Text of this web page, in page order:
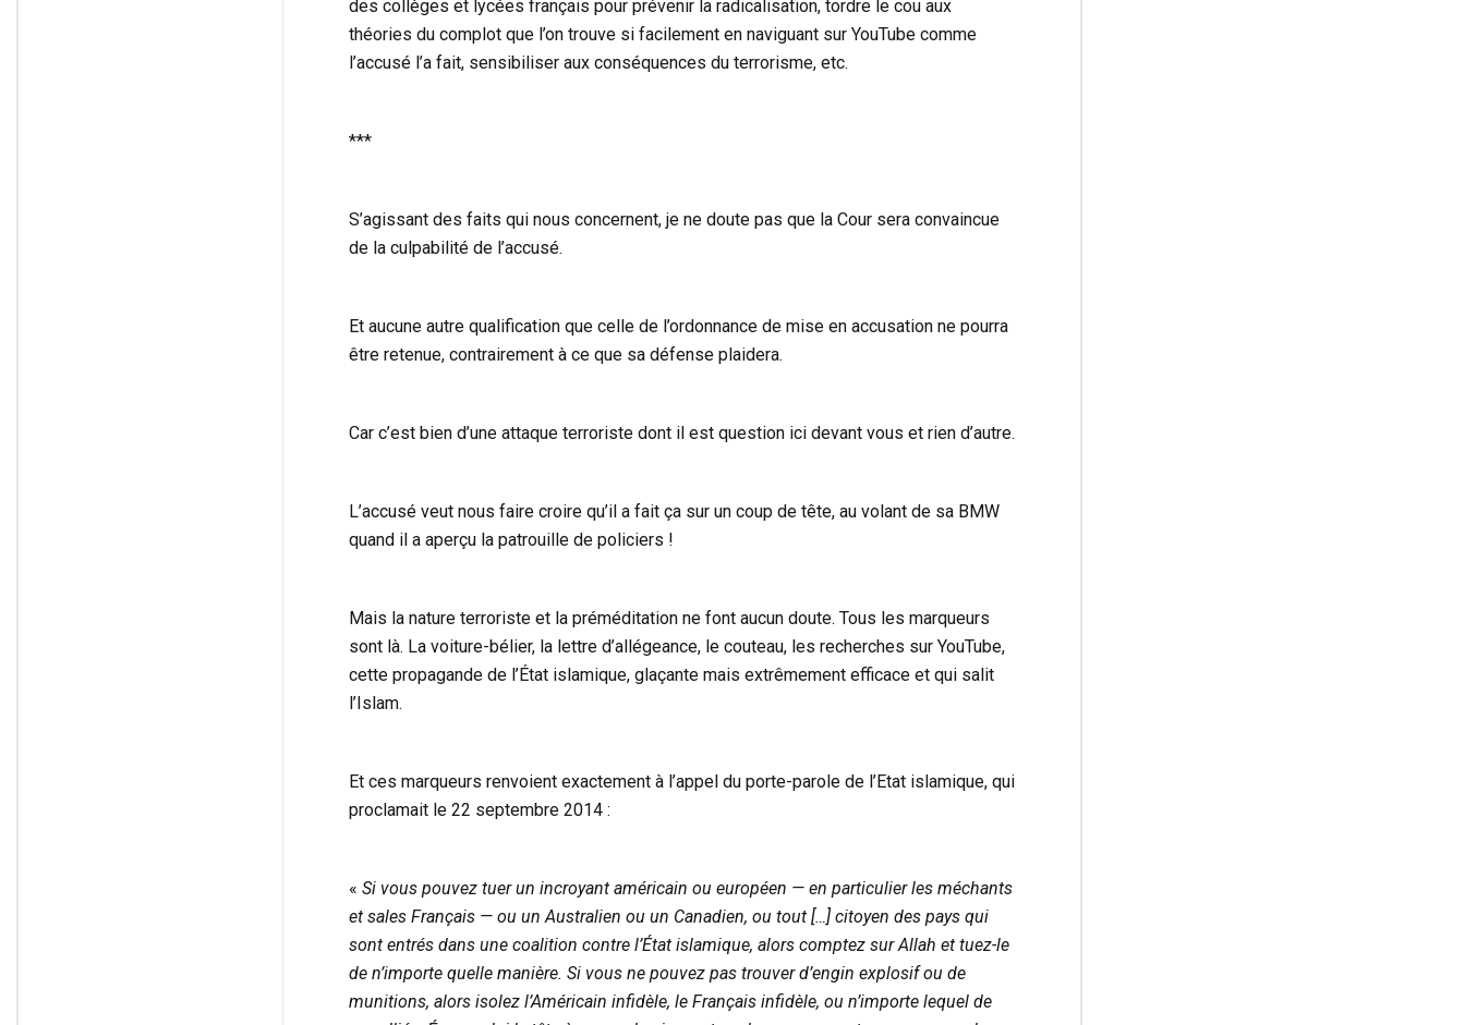
des collèges et lycées français pour prévenir la radicalisation, tordre le cou aux
théories du complot que l’on trouve si facilement en naviguant sur YouTube comme
l’accusé l’a fait, sensibiliser aux conséquences du terrorisme, etc.
***
S’agissant des faits qui nous concernent, je ne doute pas que la Cour sera convaincue
de la culpabilité de l’accusé.
Et aucune autre qualification que celle de l’ordonnance de mise en accusation ne pourra
être retenue, contrairement à ce que sa défense plaidera.
Car c’est bien d’une attaque terroriste dont il est question ici devant vous et rien d’autre.
L’accusé veut nous faire croire qu’il a fait ça sur un coup de tête, au volant de sa BMW
quand il a aperçu la patrouille de policiers !
Mais la nature terroriste et la préméditation ne font aucun doute. Tous les marqueurs
sont là. La voiture-bélier, la lettre d’allégeance, le couteau, les recherches sur YouTube,
cette propagande de l’État islamique, glaçante mais extrêmement efficace et qui salit
l’Islam.
Et ces marqueurs renvoient exactement à l’appel du porte-parole de l’Etat islamique, qui
proclamait le 22 septembre 2014 :
« Si vous pouvez tuer un incroyant américain ou européen — en particulier les méchants
et sales Français — ou un Australien ou un Canadien, ou tout […] citoyen des pays qui
sont entrés dans une coalition contre l’État islamique, alors comptez sur Allah et tuez-le
de n’importe quelle manière. Si vous ne pouvez pas trouver d’engin explosif ou de
munitions, alors isolez l’Américain infidèle, le Français infidèle, ou n’importe lequel de